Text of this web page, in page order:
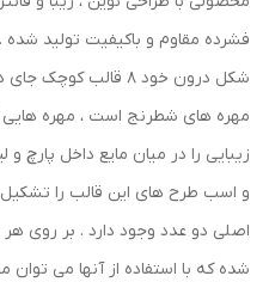
فشرده مقاوم و باکیفیت تولید
شکل درون خود 8 قالب
مهره های شطرنج است ، مهره هایی
زیبایی را در میان مایع داخل پارچ و
و اسب طرح های این قالب را
اصلی دو عدد وجود دارد . بر روی
شده که با استفاده از آنها می